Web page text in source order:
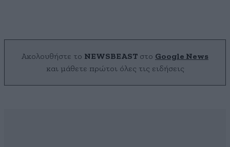
Ακολουθήστε το NEWSBEAST στο Google News
και μάθετε πρώτοι όλες τις ειδήσεις